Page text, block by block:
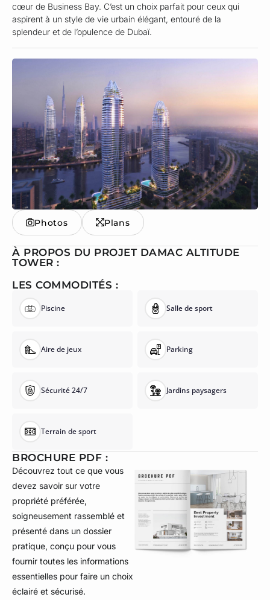
cœur de Business Bay. C’est un choix parfait pour ceux qui
aspirent à un style de vie urbain élégant, entouré de la
splendeur et de l’opulence de Dubaï.
Photos Plans
À PROPOS DU PROJET DAMAC ALTITUDE
TOWER :
LES COMMODITÉS :
Piscine Salle de sport
Aire de jeux Parking
Sécurité 24/7 Jardins paysagers
Terrain de sport
BROCHURE PDF :
Découvrez tout ce que vous
devez savoir sur votre
propriété préférée,
soigneusement rassemblé et
présenté dans un dossier
pratique, conçu pour vous
fournir toutes les informations
essentielles pour faire un choix
éclairé et sécurisé.